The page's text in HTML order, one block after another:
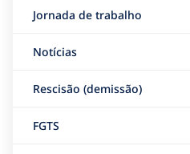
Jornada de trabalho
Notícias
Rescisão (demissão)
FGTS